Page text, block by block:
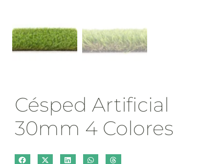
Césped Artificial
30mm 4 Colores